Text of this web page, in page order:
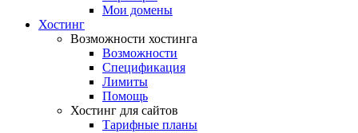
Мои домены
Хостинг
Возможности хостинга
Возможности
Спецификация
Лимиты
Помощь
Хостинг для сайтов
Тарифные планы